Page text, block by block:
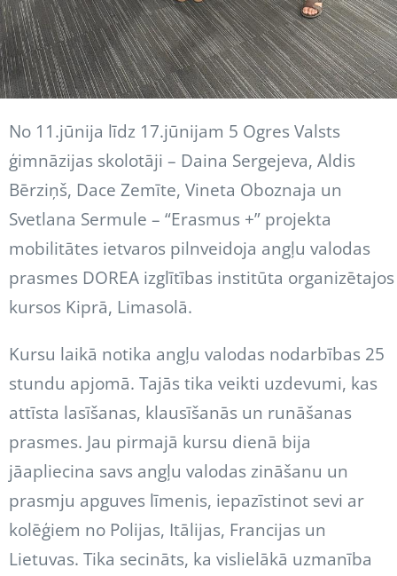
No 11.jūnija līdz 17.jūnijam 5 Ogres Valsts
ģimnāzijas skolotāji – Daina Sergejeva, Aldis
Bērziņš, Dace Zemīte, Vineta Oboznaja un
Svetlana Sermule – “Erasmus +” projekta
mobilitātes ietvaros pilnveidoja angļu valodas
prasmes DOREA izglītības institūta organizētajos
kursos Kiprā, Limasolā.
Kursu laikā notika angļu valodas nodarbības 25
stundu apjomā. Tajās tika veikti uzdevumi, kas
attīsta lasīšanas, klausīšanās un runāšanas
prasmes. Jau pirmajā kursu dienā bija
jāapliecina savs angļu valodas zināšanu un
prasmju apguves līmenis, iepazīstinot sevi ar
kolēģiem no Polijas, Itālijas, Francijas un
Lietuvas. Tika secināts, ka vislielākā uzmanība